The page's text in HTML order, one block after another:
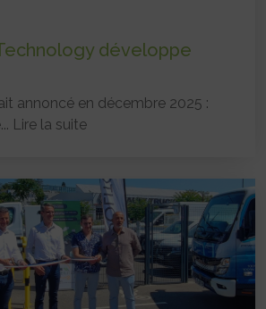
développe
annoncé en décembre 2025 :
Lire la suite